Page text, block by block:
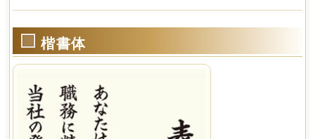
楷書体